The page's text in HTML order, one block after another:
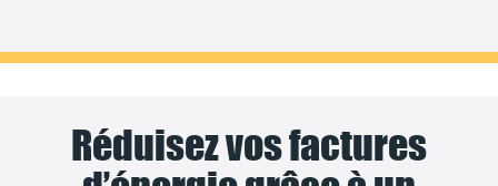
Réduisez vos factures